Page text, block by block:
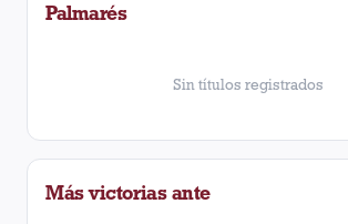
Palmarés
Sin títulos registrados
Más victorias ante